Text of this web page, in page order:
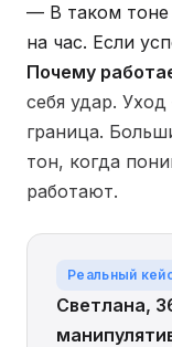
— В таком тоне
на час. Если
Почему
себя удар.
граница.
тон, когда
работают.
Реальный
Светлана,